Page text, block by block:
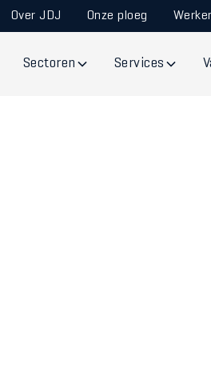
Over JDJ Onze ploeg
Sectoren Services